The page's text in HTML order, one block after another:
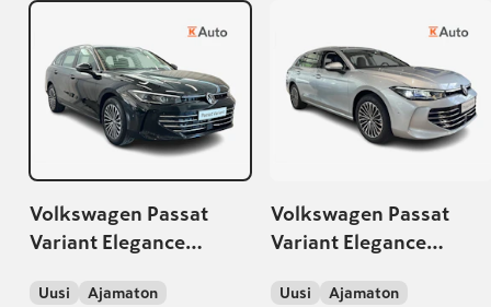
Volkswagen Passat
Variant Elegance
kW DSG-automaatti
Uusi Ajamaton
Volkswagen Passat
Variant Elegance
kW DSG-automaatti
Uusi Ajamaton